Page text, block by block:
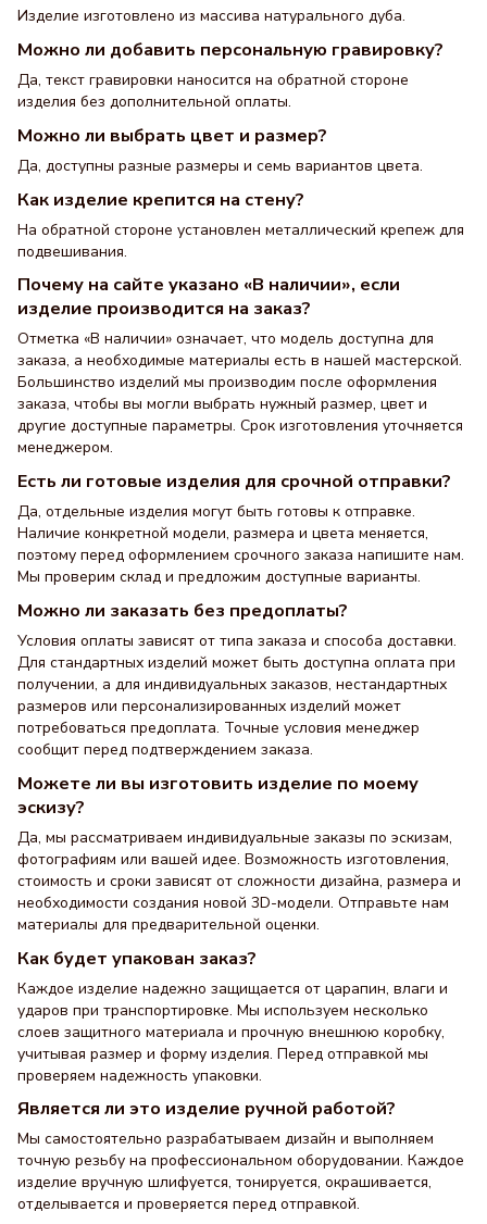
Изделие изготовлено из массива натурального дуба.
Можно ли добавить персональную гравировку?
Да, текст гравировки наносится на обратной стороне
изделия без дополнительной оплаты.
Можно ли выбрать цвет и размер?
Да, доступны разные размеры и семь вариантов цвета.
Как изделие крепится на стену?
На обратной стороне установлен металлический крепеж для
подвешивания.
Почему на сайте указано «В наличии», если
изделие производится на заказ?
Отметка «В наличии» означает, что модель доступна для
заказа, а необходимые материалы есть в нашей мастерской.
Большинство изделий мы производим после оформления
заказа, чтобы вы могли выбрать нужный размер, цвет и
другие доступные параметры. Срок изготовления уточняется
менеджером.
Есть ли готовые изделия для срочной отправки?
Да, отдельные изделия могут быть готовы к отправке.
Наличие конкретной модели, размера и цвета меняется,
поэтому перед оформлением срочного заказа напишите нам.
Мы проверим склад и предложим доступные варианты.
Можно ли заказать без предоплаты?
Условия оплаты зависят от типа заказа и способа доставки.
Для стандартных изделий может быть доступна оплата при
получении, а для индивидуальных заказов, нестандартных
размеров или персонализированных изделий может
потребоваться предоплата. Точные условия менеджер
сообщит перед подтверждением заказа.
Можете ли вы изготовить изделие по моему
эскизу?
Да, мы рассматриваем индивидуальные заказы по эскизам,
фотографиям или вашей идее. Возможность изготовления,
стоимость и сроки зависят от сложности дизайна, размера и
необходимости создания новой 3D-модели. Отправьте нам
материалы для предварительной оценки.
Как будет упакован заказ?
Каждое изделие надежно защищается от царапин, влаги и
ударов при транспортировке. Мы используем несколько
слоев защитного материала и прочную внешнюю коробку,
учитывая размер и форму изделия. Перед отправкой мы
проверяем надежность упаковки.
Является ли это изделие ручной работой?
Мы самостоятельно разрабатываем дизайн и выполняем
точную резьбу на профессиональном оборудовании. Каждое
изделие вручную шлифуется, тонируется, окрашивается,
отделывается и проверяется перед отправкой.